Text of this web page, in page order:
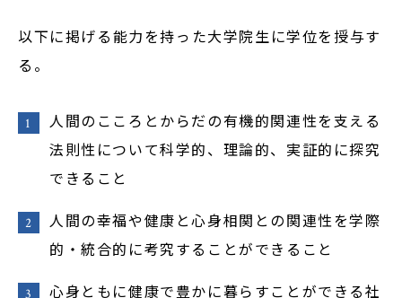
以下に掲げる能力を持った大学院生に学位を授与す
る。
人間のこころとからだの有機的関連性を支える
法則性について科学的、理論的、実証的に探究
できること
人間の幸福や健康と心身相関との関連性を学際
的・統合的に考究することができること
心身ともに健康で豊かに暮らすことができる社